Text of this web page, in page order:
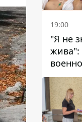
19:00
"Я не
жива":